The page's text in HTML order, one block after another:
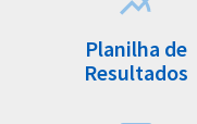
Planilha de
Resultados